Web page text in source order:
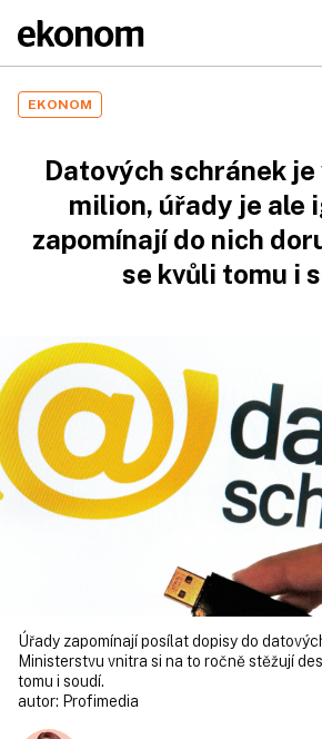
EKONOM
Datových schránek je
milion, úřady je ale
zapomínají do nich
se kvůli tomu i
Úřady zapomínají posílat dopisy do
Ministerstvu vnitra si na to ročně stěžují
tomu i soudí.
autor: Profimedia